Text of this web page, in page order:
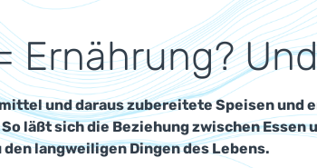
Ernährung?
und daraus zubereitete Speisen
läßt sich die Beziehung zwischen
den langweiligen Dingen des Lebens.